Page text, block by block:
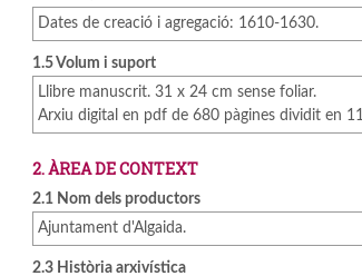
Dates de creació i agregació: 1610-1630.
1.5 Volum i suport
Llibre manuscrit. 31 x 24 cm sense foliar.
Arxiu digital en pdf de 680 pàgines dividit en
2. ÀREA DE CONTEXT
2.1 Nom dels productors
Ajuntament d'Algaida.
2.3 Història arxivística